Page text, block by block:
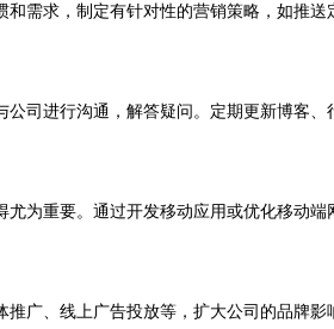
求，制定有针对性的营销策略，如推送
进行沟通，解答疑问。定期更新博客、
重要。通过开发移动应用或优化移动端
、线上广告投放等，扩大公司的品牌影